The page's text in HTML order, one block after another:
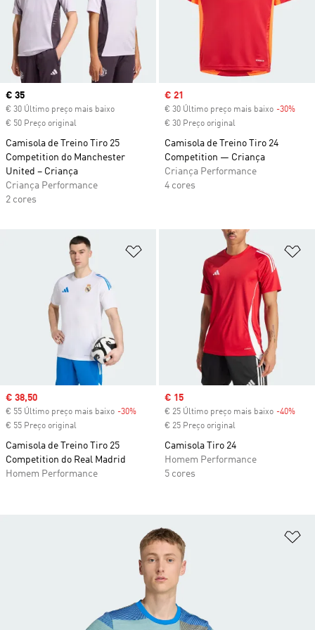
Current price
€ 35
€ 30 Último preço mais baixo
€ 50 Preço original
Camisola de Treino Tiro 25
Competition do Manchester
United – Criança
Criança Performance
2 cores
Sale price
€ 21
€ 30 Último preço mais baixo -30%
€ 30 Preço original
Camisola de Treino Tiro 24
Competition — Criança
Criança Performance
4 cores
Adicionar à Lista de Desejos
Sale price
€ 38,50
€ 55 Último preço mais baixo -30% Discount
€ 55 Preço original
Camisola de Treino Tiro 25
Competition do Real Madrid
Homem Performance
Sale price
€ 15
€ 25 Último preço mais baixo -40%
€ 25 Preço original
Camisola Tiro 24
Homem Performance
5 cores